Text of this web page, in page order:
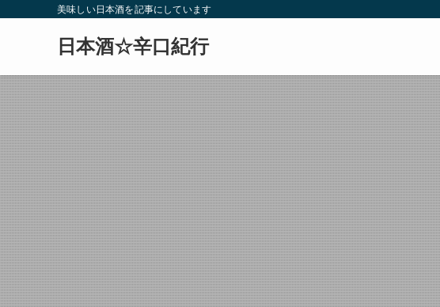
美味しい日本酒を記事にしています
日本酒☆辛口紀行